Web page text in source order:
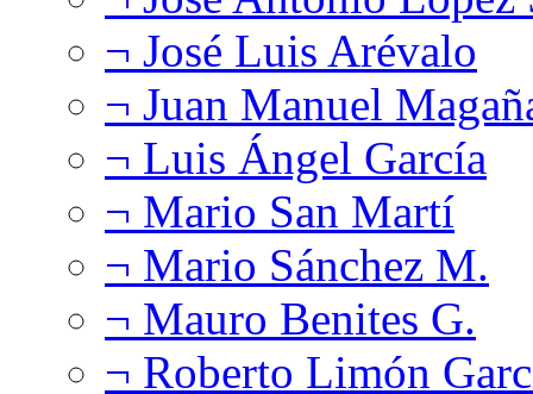
¬ José Luis Arévalo
¬ Juan Manuel
¬ Luis Ángel García
¬ Mario San Martí
¬ Mario Sánchez M.
¬ Mauro Benites G.
¬ Roberto Limón